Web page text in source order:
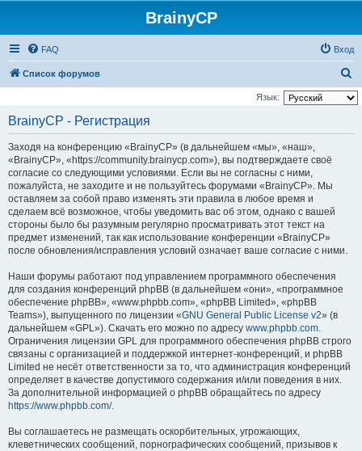
BrainyCP
FAQ Вход
Список форумов
о
Язык:
BrainyCP - Регистрация
Заходя на конференцию «BrainyCP» (в дальнейшем «мы», «наш»,
«BrainyCP», «https://community.brainycp.com»), вы подтверждаете своё
согласие со следующими условиями. Если вы не согласны с ними,
пожалуйста, не заходите и не пользуйтесь форумами «BrainyCP». Мы
оставляем за собой право изменять эти правила в любое время и
сделаем всё возможное, чтобы уведомить вас об этом, однако с вашей
стороны было бы разумным регулярно просматривать этот текст на
предмет изменений, так как использование конференции «BrainyCP»
после обновления/исправления условий означает ваше согласие с ними.
Наши форумы работают под управлением программного обеспечения
для создания конференций phpBB (в дальнейшем «они», «программное
обеспечение phpBB», «www.phpbb.com», «phpBB Limited», «phpBB
Teams»), выпущенного по лицензии «GNU General Public License v2» (в
дальнейшем «GPL»). Скачать его можно по адресу www.phpbb.com.
Ограничения лицензии GPL для программного обеспечения phpBB строго
связаны с организацией и поддержкой интернет-конференций, и phpBB
Limited не несёт ответственности за то, что администрация конференций
определяет в качестве допустимого содержания и/или поведения в них.
За дополнительной информацией о phpBB обращайтесь по адресу
https://www.phpbb.com/.
Вы соглашаетесь не размещать оскорбительных, угрожающих,
клеветнических сообщений, порнографических сообщений, призывов к